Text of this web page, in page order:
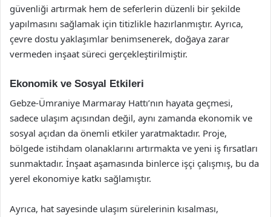
güvenliği artırmak hem de seferlerin düzenli bir şekilde
yapılmasını sağlamak için titizlikle hazırlanmıştır. Ayrıca,
çevre dostu yaklaşımlar benimsenerek, doğaya zarar
vermeden inşaat süreci gerçekleştirilmiştir.
Ekonomik ve Sosyal Etkileri
Gebze-Ümraniye Marmaray Hattı’nın hayata geçmesi,
sadece ulaşım açısından değil, aynı zamanda ekonomik ve
sosyal açıdan da önemli etkiler yaratmaktadır. Proje,
bölgede istihdam olanaklarını artırmakta ve yeni iş fırsatları
sunmaktadır. İnşaat aşamasında binlerce işçi çalışmış, bu da
yerel ekonomiye katkı sağlamıştır.
Ayrıca, hat sayesinde ulaşım sürelerinin kısalması,